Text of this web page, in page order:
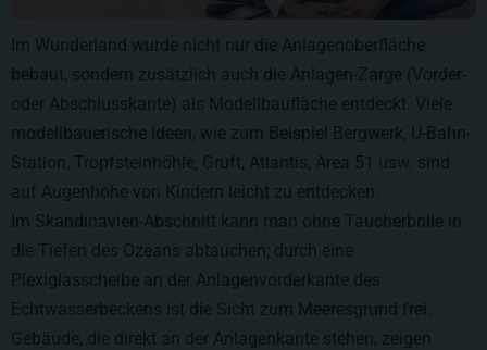
Im Wunderland wurde nicht nur die Anlagenoberfläche
bebaut, sondern zusätzlich auch die Anlagen-Zarge (Vorder-
oder Abschlusskante) als Modellbaufläche entdeckt. Viele
modellbauerische Ideen, wie zum Beispiel Bergwerk, U-Bahn-
Station, Tropfsteinhöhle, Gruft, Atlantis, Area 51 usw. sind
auf Augenhöhe von Kindern leicht zu entdecken.
Im Skandinavien-Abschnitt kann man ohne Taucherbrille in
die Tiefen des Ozeans abtauchen; durch eine
Plexiglasscheibe an der Anlagenvorderkante des
Echtwasserbeckens ist die Sicht zum Meeresgrund frei.
Gebäude, die direkt an der Anlagenkante stehen, zeigen